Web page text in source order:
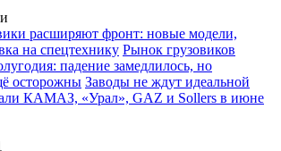
расширяют фронт: новые модели,
на спецтехнику Рынок грузовиков
падение замедлилось, но
осторожны Заводы не ждут идеальной
КАМАЗ, «Урал», GAZ и Sollers в июне